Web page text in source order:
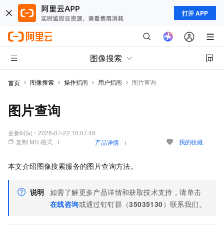
打开 APP
图像搜索
首页 图像搜索 操作指南 用户指南 图片查询
图片查询
更新时间： 2026-07-22 10:07:48
复制 MD 格式
产品详情 我的收藏
本文介绍图像搜索服务的图片查询方法。
说明 如需了解更多产品详情和获取技术支持，请单击
在线咨询或通过钉钉群（35035130）联系我们。